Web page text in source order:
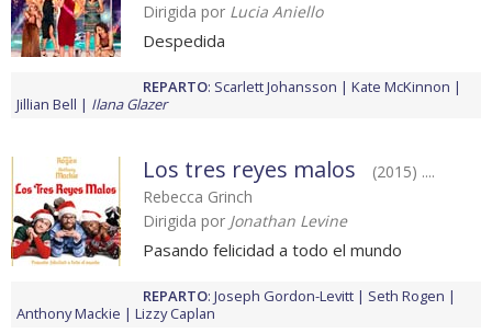
Dirigida por Lucia Aniello
Despedida
REPARTO: Scarlett Johansson
Kate McKinnon
Jillian Bell
Ilana Glazer
Los tres reyes malos
(2015) ....
Rebecca Grinch
Dirigida por Jonathan Levine
Pasando felicidad a todo el mundo
REPARTO: Joseph Gordon-Levitt
Seth Rogen
Anthony Mackie
Lizzy Caplan